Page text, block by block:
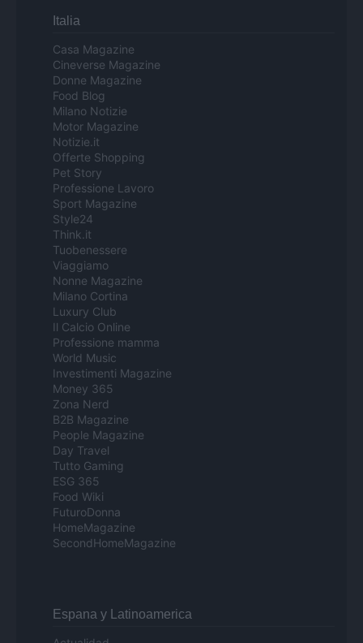
Italia
Casa Magazine
Cineverse Magazine
Donne Magazine
Food Blog
Milano Notizie
Motor Magazine
Notizie.it
Offerte Shopping
Pet Story
Professione Lavoro
Sport Magazine
Style24
Think.it
Tuobenessere
Viaggiamo
Nonne Magazine
Milano Cortina
Luxury Club
Il Calcio Online
Professione mamma
World Music
Investimenti Magazine
Money 365
Zona Nerd
B2B Magazine
People Magazine
Day Travel
Tutto Gaming
ESG 365
Food Wiki
FuturoDonna
HomeMagazine
SecondHomeMagazine
Espana y Latinoamerica